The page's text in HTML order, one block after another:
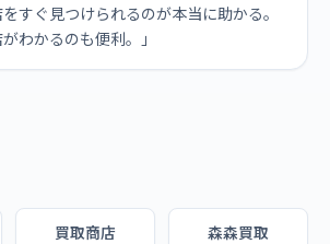
すぐ見つけられるのが本当に助かる。
わかるのも便利。」
買取商店 森森買取